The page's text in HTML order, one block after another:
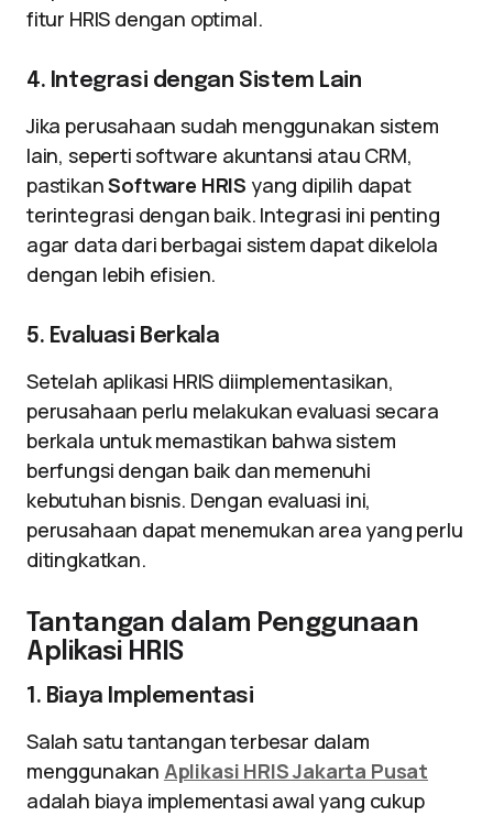
fitur HRIS dengan optimal.
4. Integrasi dengan Sistem Lain
Jika perusahaan sudah menggunakan sistem
lain, seperti software akuntansi atau CRM,
pastikanSoftware HRIS yang dipilih dapat
terintegrasi dengan baik. Integrasi ini penting
agar data dari berbagai sistem dapat dikelola
dengan lebih efisien.
5. Evaluasi Berkala
Setelah aplikasi HRIS diimplementasikan,
perusahaan perlu melakukan evaluasi secara
berkala untuk memastikan bahwa sistem
berfungsi dengan baik dan memenuhi
kebutuhan bisnis. Dengan evaluasi ini,
perusahaan dapat menemukan area yang perlu
ditingkatkan.
Tantangan dalam Penggunaan
Aplikasi HRIS
1. Biaya Implementasi
Salah satu tantangan terbesar dalam
menggunakan Aplikasi HRIS Jakarta Pusat
adalah biaya implementasi awal yang cukup